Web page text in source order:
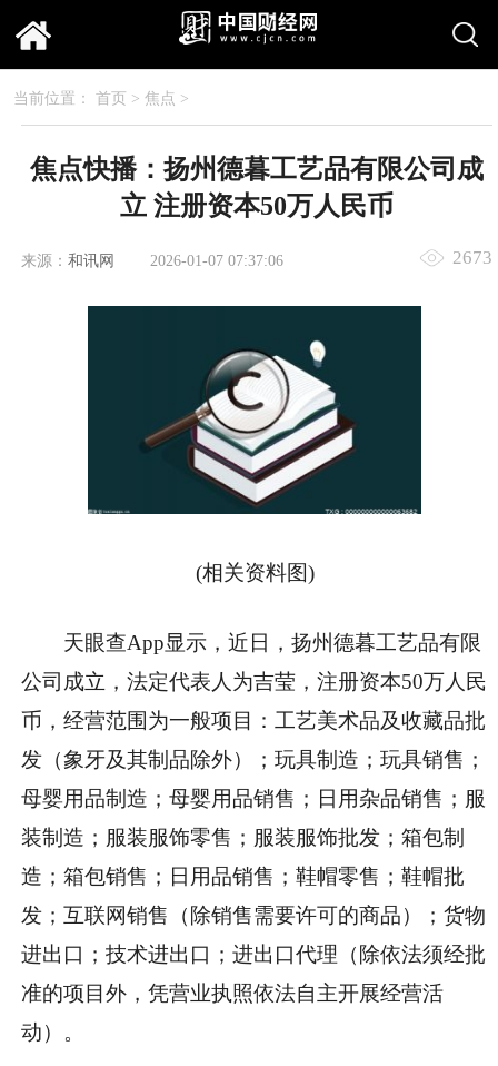
当前位置： 首页 > 焦点 >
焦点快播：扬州德暮工艺品有限公司成
立 注册资本50万人民币
来源： 和讯网 2026-01-07 07:37:06 2673
(相关资料图)
天眼查App显示，近日，扬州德暮工艺品有限
公司成立，法定代表人为吉莹，注册资本50万人民
币，经营范围为一般项目：工艺美术品及收藏品批
发（象牙及其制品除外）；玩具制造；玩具销售；
母婴用品制造；母婴用品销售；日用杂品销售；服
装制造；服装服饰零售；服装服饰批发；箱包制
造；箱包销售；日用品销售；鞋帽零售；鞋帽批
发；互联网销售（除销售需要许可的商品）；货物
进出口；技术进出口；进出口代理（除依法须经批
准的项目外，凭营业执照依法自主开展经营活
动）。